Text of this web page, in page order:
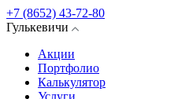
+7 (8652) 43-72-80
Гулькевичи
Акции
Портфолио
Калькулятор
Услуги